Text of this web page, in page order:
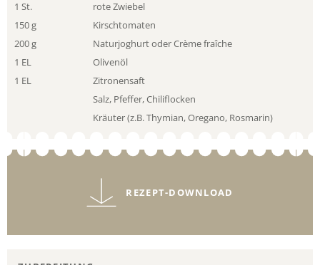
1 St.
rote Zwiebel
150 g
Kirschtomaten
200 g
Naturjoghurt oder Crème fraîche
1 EL
Olivenöl
1 EL
Zitronensaft
Salz, Pfeffer, Chiliflocken
Kräuter (z.B. Thymian, Oregano, Rosmarin)
REZEPT-DOWNLOAD